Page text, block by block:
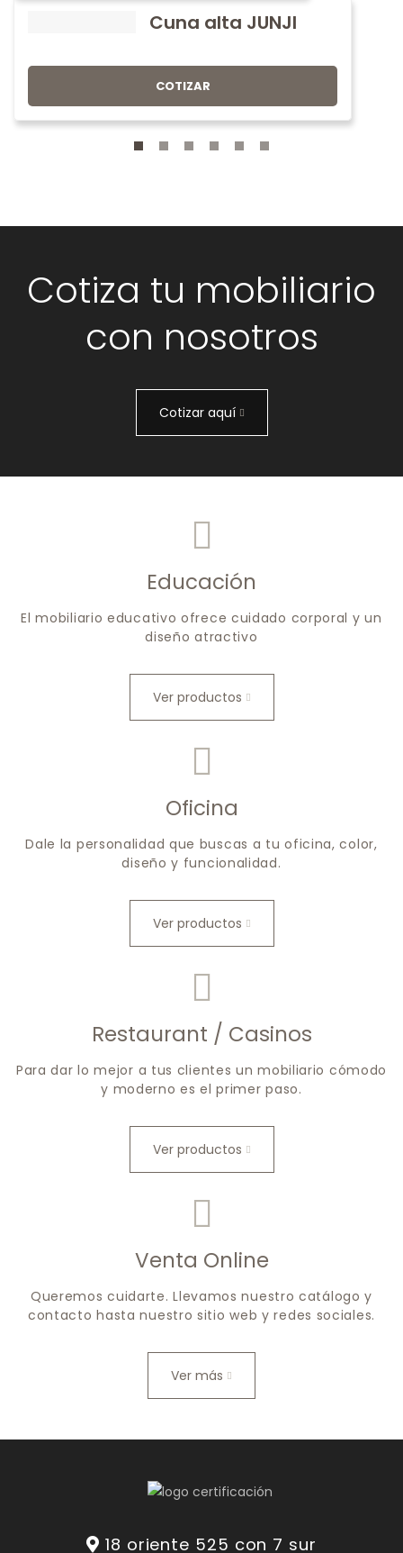
Cuna alta JUNJI
COTIZAR
Cotiza tu mobiliario
con nosotros
Cotizar aquí
Educación
El mobiliario educativo ofrece cuidado corporal y un
diseño atractivo
Ver productos
Oficina
Dale la personalidad que buscas a tu oficina, color,
diseño y funcionalidad.
Ver productos
Restaurant / Casinos
Para dar lo mejor a tus clientes un mobiliario cómodo
y moderno es el primer paso.
Ver productos
Venta Online
Queremos cuidarte. Llevamos nuestro catálogo y
contacto hasta nuestro sitio web y redes sociales.
Ver más
18 oriente 525 con 7 sur